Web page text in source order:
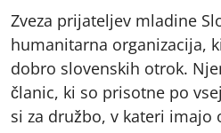
Zveza prijateljev mladine
humanitarna organizacija,
dobro slovenskih otrok.
članic, ki so prisotne po
si za družbo, v kateri